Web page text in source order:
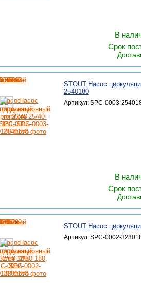
В
Срок
STOUT Насос
2540180
Артикул: SPC-0003-
В
Срок
STOUT Насос
Артикул: SPC-0002-